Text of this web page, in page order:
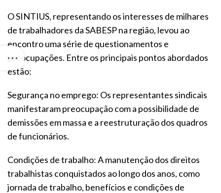
O SINTIUS, representando os interesses de milhares
de trabalhadores da SABESP na região, levou ao
encontro uma série de questionamentos e
preocupações. Entre os principais pontos abordados
estão:
Segurança no emprego: Os representantes sindicais
manifestaram preocupação com a possibilidade de
demissões em massa e a reestruturação dos quadros
de funcionários.
Condições de trabalho: A manutenção dos direitos
trabalhistas conquistados ao longo dos anos, como
jornada de trabalho, benefícios e condições de